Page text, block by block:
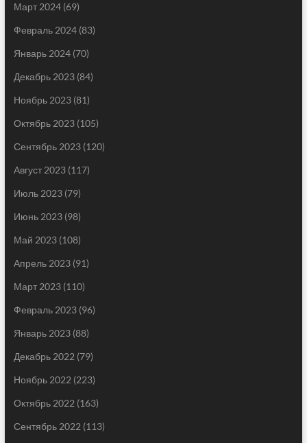
Март 2024(69)
Февраль 2024(83)
Январь 2024(70)
Декабрь 2023(84)
Ноябрь 2023(81)
Октябрь 2023(105)
Сентябрь 2023(120)
Август 2023(117)
Июль 2023(79)
Июнь 2023(98)
Май 2023(108)
Апрель 2023(91)
Март 2023(110)
Февраль 2023(96)
Январь 2023(88)
Декабрь 2022 (79)
Ноябрь 2022 (223)
Октябрь 2022 (163)
Сентябрь 2022 (113)